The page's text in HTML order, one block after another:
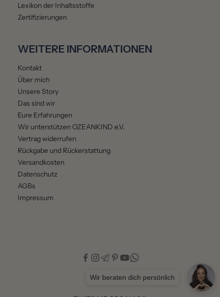
Lexikon der Inhaltsstoffe
Zertifizierungen
WEITERE INFORMATIONEN
Kontakt
Über mich
Unsere Story
Das sind wir
Eure Erfahrungen
Wir unterstützen OZEANKIND e.V.
Vertrag widerrufen
Rückgabe und Rückerstattung
Versandkosten
Datenschutz
AGBs
Impressum
Wir beraten dich persönlich